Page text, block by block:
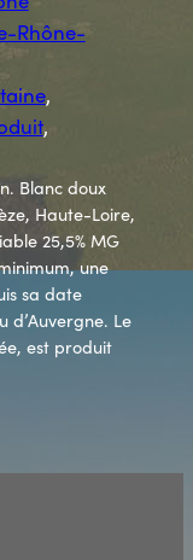
Rhône-
Blanc doux
Haute-Loire,
25,5% MG
une
sa date
d’Auvergne. Le
est produit